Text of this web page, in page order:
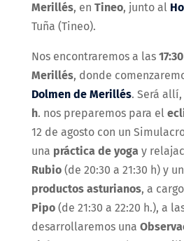
Merillés, en Tineo, junto al
Tuña (Tineo).
Nos encontraremos a las
Merillés, donde
Dolmen de Merillés. Será
h. nos preparemos para el
12 de agosto con un
una práctica de yogay
Rubio(de 20:30 a 21:30 h) y
productos asturianos, a
Pipo(de 21:30 a 22:20 h.), a
desarrollaremos una